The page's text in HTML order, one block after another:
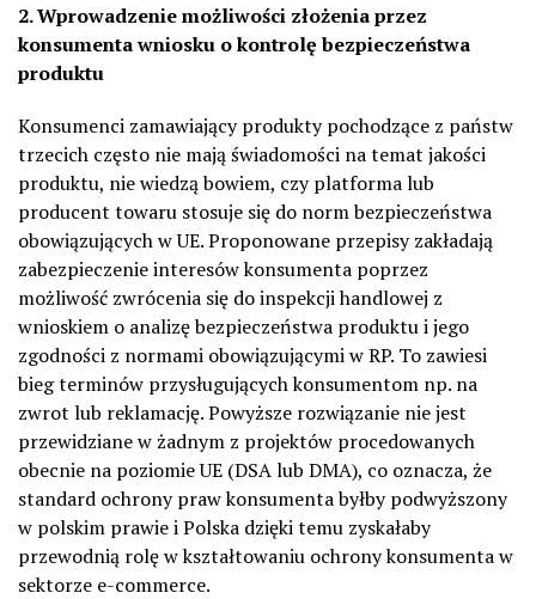
2. Wprowadzenie możliwości złożenia przez
konsumenta wniosku o kontrolę bezpieczeństwa
produktu
Konsumenci zamawiający produkty pochodzące z państw
trzecich często nie mają świadomości na temat jakości
produktu, nie wiedzą bowiem, czy platforma lub
producent towaru stosuje się do norm bezpieczeństwa
obowiązujących w UE. Proponowane przepisy zakładają
zabezpieczenie interesów konsumenta poprzez
możliwość zwrócenia się do inspekcji handlowej z
wnioskiem o analizę bezpieczeństwa produktu i jego
zgodności z normami obowiązującymi w RP. To zawiesi
bieg terminów przysługujących konsumentom np. na
zwrot lub reklamację. Powyższe rozwiązanie nie jest
przewidziane w żadnym z projektów procedowanych
obecnie na poziomie UE (DSA lub DMA), co oznacza, że
standard ochrony praw konsumenta byłby podwyższony
w polskim prawie i Polska dzięki temu zyskałaby
przewodnią rolę w kształtowaniu ochrony konsumenta w
sektorze e-commerce.